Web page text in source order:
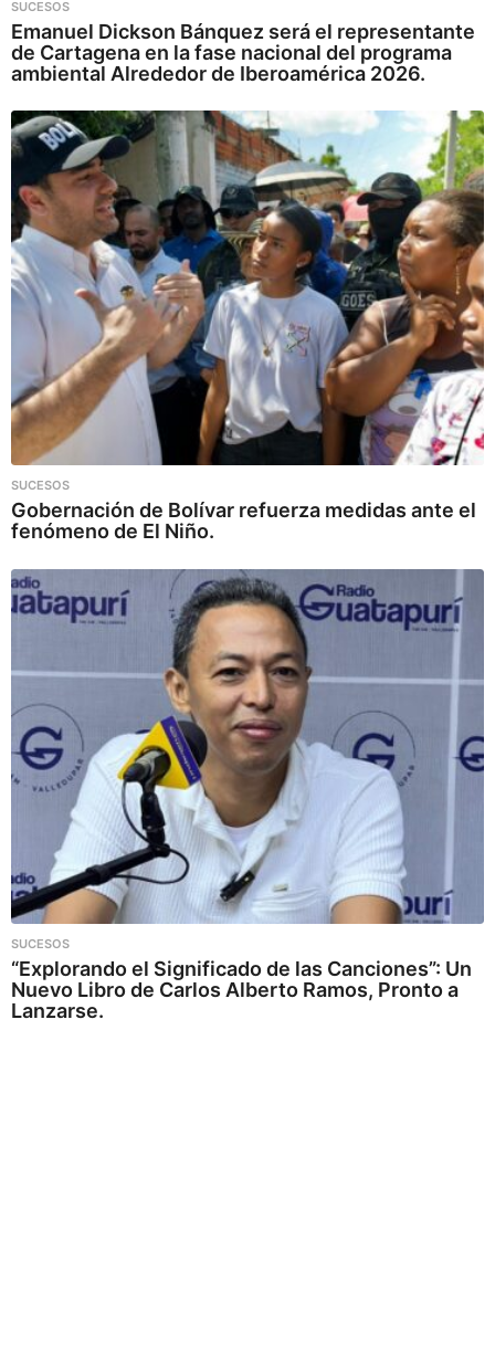
SUCESOS
Emanuel Dickson Bánquez será el representante
de Cartagena en la fase nacional del programa
ambiental Alrededor de Iberoamérica 2026.
SUCESOS
Gobernación de Bolívar refuerza medidas ante el
fenómeno de El Niño.
SUCESOS
“Explorando el Significado de las Canciones”: Un
Nuevo Libro de Carlos Alberto Ramos, Pronto a
Lanzarse.